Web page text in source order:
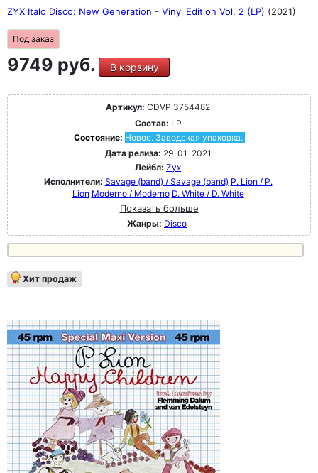
ZYX Italo Disco: New Generation - Vinyl Edition Vol. 2 (LP) (2021)
Под заказ
9749 руб. В корзину
Артикул: CDVP 3754482
Состав: LP
Состояние: Новое. Заводская упаковка.
Дата релиза: 29-01-2021
Лейбл: Zyx
Исполнители: Savage (band) / Savage (band) P. Lion / P.
Lion Moderno / Moderno D. White / D. White
Показать больше
Жанры: Disco
Хит продаж